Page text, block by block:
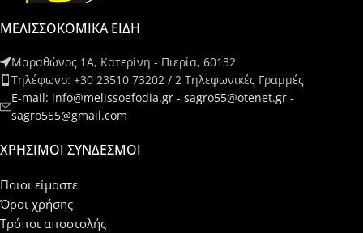
ΜΕΛΙΣΣΟΚΟΜΙΚΑ ΕΙΔΗ
Μαραθώνος 1Α, Κατερίνη - Πιερία, 60132
Τηλέφωνο: +30 23510 73202 / 2 Τηλεφωνικές Γραμμές
E-mail: info@melissoefodia.gr - sagro55@otenet.gr -
sagro555@gmail.com
ΧΡΉΣΙΜΟΙ ΣΎΝΔΕΣΜΟΙ
Ποιοι είμαστε
Όροι χρήσης
Τρόποι αποστολής